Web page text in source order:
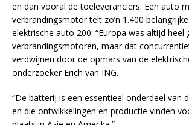
en dan vooral de toeleveranciers. Een auto
verbrandingsmotor telt zo’n 1.400
elektrische auto 200. “Europa was altijd heel
verbrandingsmotoren, maar dat
verdwijnen door de opmars van de
onderzoeker Erich van ING.
“De batterij is een essentieel onderdeel van
en die ontwikkelingen en productie vinden